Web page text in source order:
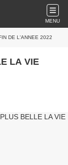
MENU
DE L'ANNEE 2022
LA VIE